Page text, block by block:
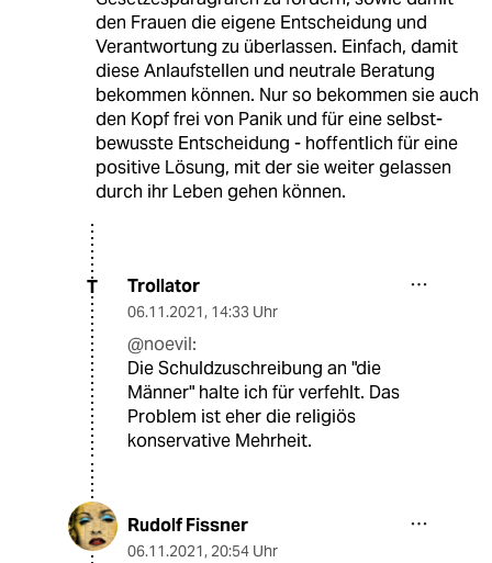
den Frauen die eigene Entscheidung und
Verantwortung zu überlassen. Einfach, damit
diese Anlaufstellen und neutrale Beratung
bekommen können. Nur so bekommen sie auch
den Kopf frei von Panik und für eine selbst-
bewusste Entscheidung - hoffentlich für eine
positive Lösung, mit der sie weiter gelassen
durch ihr Leben gehen können.
T Trollator
06.11.2021, 14:33 Uhr
@noevil:
Die Schuldzuschreibung an "die
Männer" halte ich für verfehlt. Das
Problem ist eher die religiös
konservative Mehrheit.
Rudolf Fissner
06.11.2021, 20:54 Uhr